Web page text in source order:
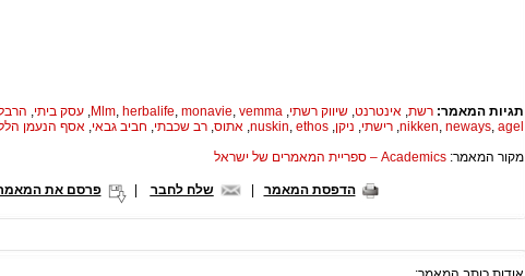
תגיות המאמר: רשת, אינטרנט, שיווק רשתי,
Mlm, herbalife, monavie, vemma
, עסק ביתי,
nikken, neways, agel
, רישתי, ניקן,
nuskin, ethos
, אתוס, רב שכבתי, חביב גבאי, אסף הנעמן
מקור המאמר: Academics – ספריית המאמרים של ישראל
הדפסת המאמר שלח לחבר פרסם את